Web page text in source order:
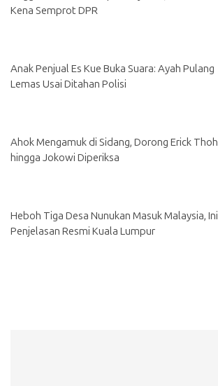
Kena Semprot DPR
Anak Penjual Es Kue Buka Suara: Ayah Pulang
Lemas Usai Ditahan Polisi
Ahok Mengamuk di Sidang, Dorong Erick
hingga Jokowi Diperiksa
Heboh Tiga Desa Nunukan Masuk Malaysia, Ini
Penjelasan Resmi Kuala Lumpur